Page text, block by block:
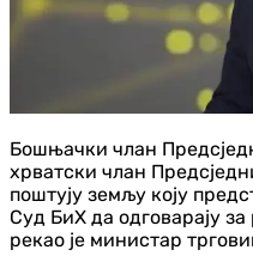
Бошњачки члан
хрватски члан
поштују земљу коју
Суд БиХ да одговарају
рекао је министар